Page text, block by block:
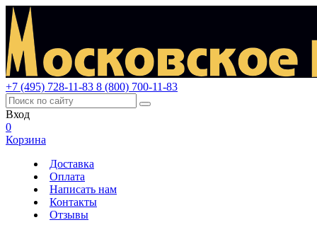
+7 (495) 728-11-83 8 (800) 700-11-83
Вход
0
Корзина
Доставка
Оплата
Написать нам
Контакты
Отзывы